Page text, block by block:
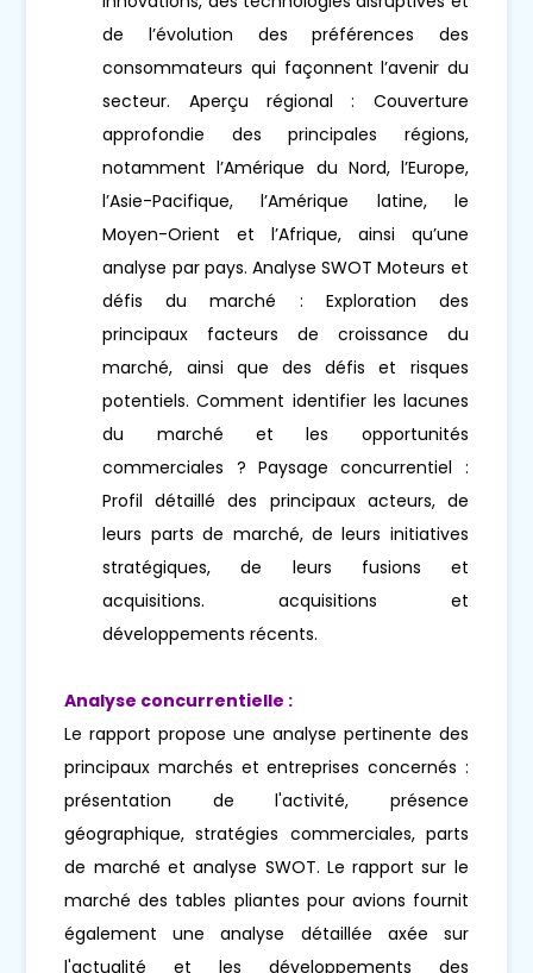
de l’évolution des préférences des
consommateurs qui façonnent l’avenir du
secteur. Aperçu régional : Couverture
approfondie des principales régions,
notamment l’Amérique du Nord, l’Europe,
l’Asie-Pacifique, l’Amérique latine, le
Moyen-Orient et l’Afrique, ainsi qu’une
analyse par pays. Analyse SWOT Moteurs et
défis du marché : Exploration des
principaux facteurs de croissance du
marché, ainsi que des défis et risques
potentiels. Comment identifier les lacunes
du marché et les opportunités
commerciales ? Paysage concurrentiel :
Profil détaillé des principaux acteurs, de
leurs parts de marché, de leurs initiatives
stratégiques, de leurs fusions et
acquisitions. acquisitions et
développements récents.
Analyse concurrentielle :
Le rapport propose une analyse pertinente des
principaux marchés et entreprises concernés :
présentation de l'activité, présence
géographique, stratégies commerciales, parts
de marché et analyse SWOT. Le rapport sur le
marché des tables pliantes pour avions fournit
également une analyse détaillée axée sur
l'actualité et les développements des